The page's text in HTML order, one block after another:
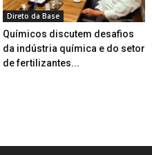
Direto da Base
Químicos discutem desafios
da indústria química e do setor
de fertilizantes...